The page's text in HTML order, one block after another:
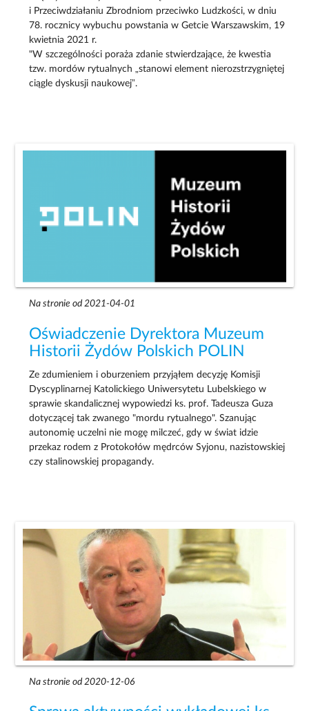
i Przeciwdziałaniu Zbrodniom przeciwko Ludzkości, w dniu
78. rocznicy wybuchu powstania w Getcie Warszawskim, 19
kwietnia 2021 r.
"W szczególności poraża zdanie stwierdzające, że kwestia
tzw. mordów rytualnych „stanowi element nierozstrzygniętej
ciągle dyskusji naukowej”.
Na stronie od 2021-04-01
Oświadczenie Dyrektora Muzeum
Historii Żydów Polskich POLIN
Ze zdumieniem i oburzeniem przyjąłem decyzję Komisji
Dyscyplinarnej Katolickiego Uniwersytetu Lubelskiego w
sprawie skandalicznej wypowiedzi ks. prof. Tadeusza Guza
dotyczącej tak zwanego "mordu rytualnego". Szanując
autonomię uczelni nie mogę milczeć, gdy w świat idzie
przekaz rodem z Protokołów mędrców Syjonu, nazistowskiej
czy stalinowskiej propagandy.
Na stronie od 2020-12-06